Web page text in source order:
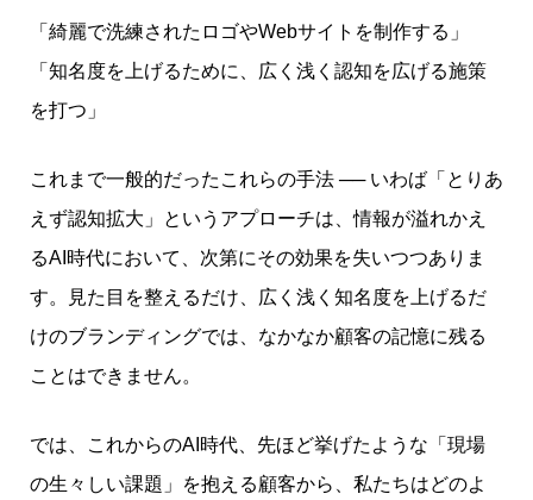
「綺麗で洗練されたロゴやWebサイトを制作する」
「知名度を上げるために、広く浅く認知を広げる施策
を打つ」
これまで一般的だったこれらの手法 ── いわば「とりあ
えず認知拡大」というアプローチは、情報が溢れかえ
るAI時代において、次第にその効果を失いつつありま
す。見た目を整えるだけ、広く浅く知名度を上げるだ
けのブランディングでは、なかなか顧客の記憶に残る
ことはできません。
では、これからのAI時代、先ほど挙げたような「現場
の生々しい課題」を抱える顧客から、私たちはどのよ